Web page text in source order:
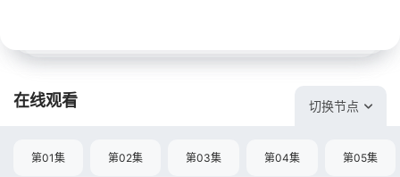
在线观看 切换节点
第01集 第02集 第03集 第04集 第05集